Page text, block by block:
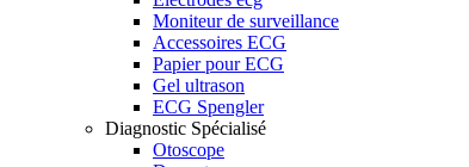
Moniteur de surveillance
Accessoires ECG
Papier pour ECG
Gel ultrason
ECG Spengler
Diagnostic Spécialisé
Otoscope